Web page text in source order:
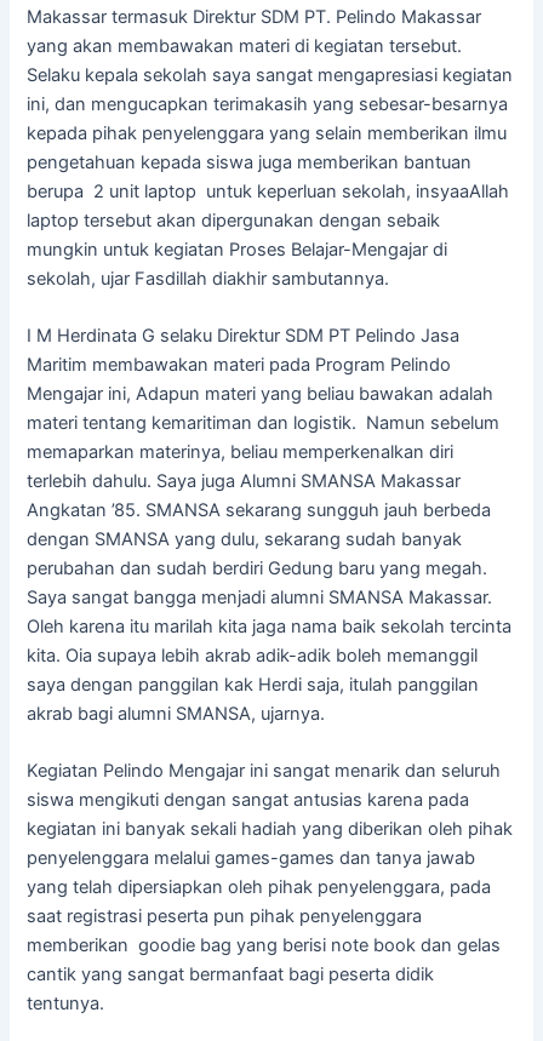
Makassar termasuk Direktur SDM PT. Pelindo Makassar
yang akan membawakan materi di kegiatan tersebut.
Selaku kepala sekolah saya sangat mengapresiasi kegiatan
ini, dan mengucapkan terimakasih yang sebesar-besarnya
kepada pihak penyelenggara yang selain memberikan ilmu
pengetahuan kepada siswa juga memberikan bantuan
berupa 2 unit laptop untuk keperluan sekolah, insyaaAllah
laptop tersebut akan dipergunakan dengan sebaik
mungkin untuk kegiatan Proses Belajar-Mengajar di
sekolah, ujar Fasdillah diakhir sambutannya.
I M Herdinata G selaku Direktur SDM PT Pelindo Jasa
Maritim membawakan materi pada Program Pelindo
Mengajar ini, Adapun materi yang beliau bawakan adalah
materi tentang kemaritiman dan logistik. Namun sebelum
memaparkan materinya, beliau memperkenalkan diri
terlebih dahulu. Saya juga Alumni SMANSA Makassar
Angkatan ’85. SMANSA sekarang sungguh jauh berbeda
dengan SMANSA yang dulu, sekarang sudah banyak
perubahan dan sudah berdiri Gedung baru yang megah.
Saya sangat bangga menjadi alumni SMANSA Makassar.
Oleh karena itu marilah kita jaga nama baik sekolah tercinta
kita. Oia supaya lebih akrab adik-adik boleh memanggil
saya dengan panggilan kak Herdi saja, itulah panggilan
akrab bagi alumni SMANSA, ujarnya.
Kegiatan Pelindo Mengajar ini sangat menarik dan seluruh
siswa mengikuti dengan sangat antusias karena pada
kegiatan ini banyak sekali hadiah yang diberikan oleh pihak
penyelenggara melalui games-games dan tanya jawab
yang telah dipersiapkan oleh pihak penyelenggara, pada
saat registrasi peserta pun pihak penyelenggara
memberikan goodie bag yang berisi note book dan gelas
cantik yang sangat bermanfaat bagi peserta didik
tentunya.